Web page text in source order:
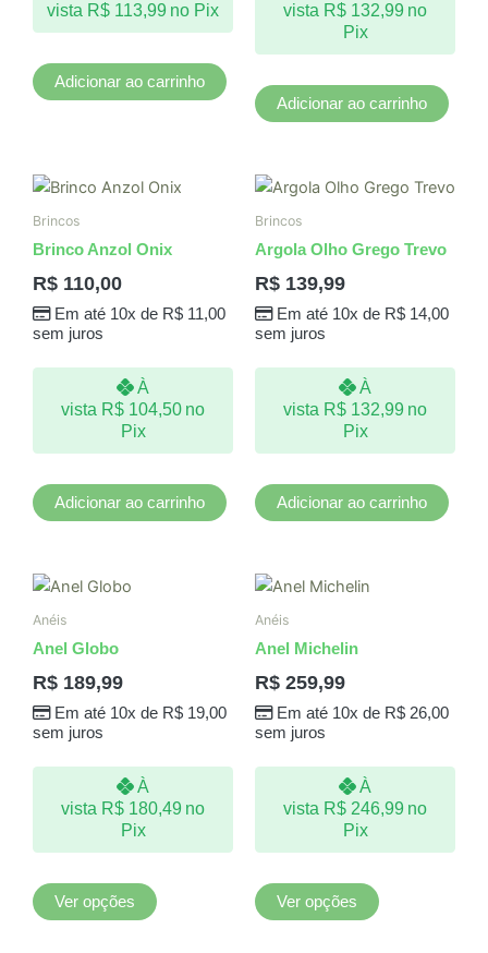
vista R$113,99 no Pix
Adicionar ao carrinho
vista R$132,99 no
Pix
Adicionar ao carrinho
Brincos
Brinco Anzol Onix
R$ 110,00
Em até 10x de R$11,00
sem juros
À
vista R$104,50 no
Pix
Adicionar ao carrinho
Brincos
Argola Olho Grego Trevo
R$ 139,99
Em até 10x de R$14,00
sem juros
À
vista R$132,99 no
Pix
Adicionar ao carrinho
Anéis
Anel Globo
R$ 189,99
Em até 10x de R$19,00
sem juros
À
vista R$180,49 no
Pix
Ver opções
As
podem
escolhidas
do
Anéis
Anel Michelin
R$ 259,99
Em até 10x de R$26,00
sem juros
À
vista R$246,99 no
Pix
Ver opções
As
podem
escolhidas
do